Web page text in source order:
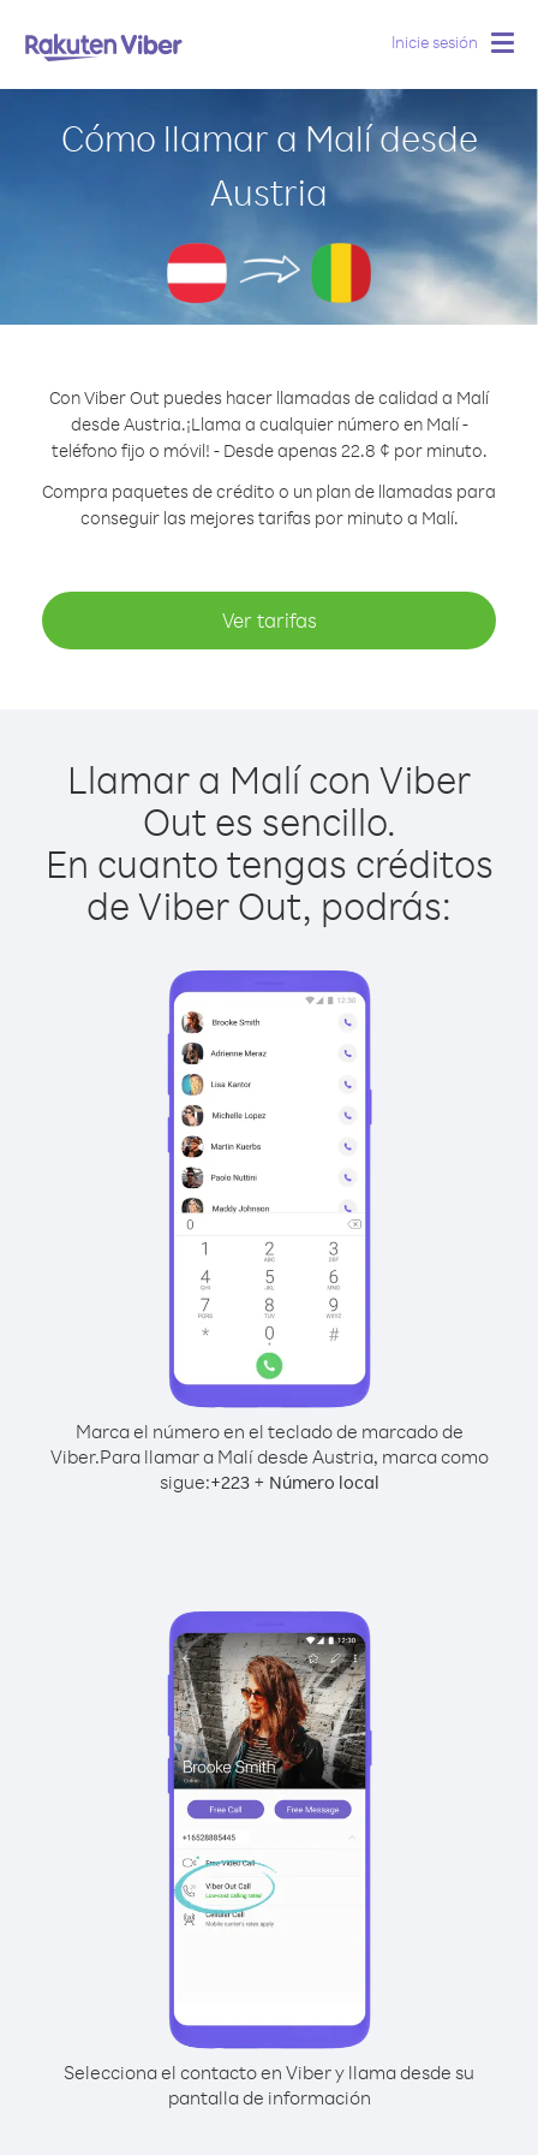
Inicie sesión
Cómo llamar a Malí desde
Austria
Con Viber Out puedes hacer llamadas de calidad a Malí
desde Austria.¡Llama a cualquier número en Malí -
teléfono fijo o móvil! - Desde apenas 22.8 ¢ por minuto.
Compra paquetes de crédito o un plan de llamadas para
conseguir las mejores tarifas por minuto a Malí.
Ver tarifas
Llamar a Malí con Viber
Out es sencillo.
En cuanto tengas créditos
de Viber Out, podrás:
Marca el número en el teclado de marcado de
Viber.Para llamar a Malí desde Austria, marca como
sigue:+223+ Número local
Selecciona el contacto en Viber y llama desde su
pantalla de información